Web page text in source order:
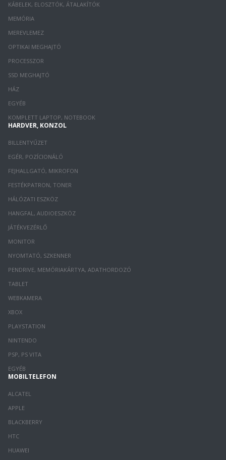
KÁBELEK, ELOSZTÓK, ÁTALAKÍTÓK
MEMÓRIA
MEREVLEMEZ
OPTIKAI MEGHAJTÓ
PROCESSZOR
SSD MEGHAJTÓ
HÁZ
EGYÉB
KOMPLETT LAPTOP, NOTEBOOK
HARDVER, KONZOL
BILLENTYŰZET
EGÉR, POZÍCIONÁLÓ
FEJHALLGATÓ, MIKROFON
FESTÉKPATRON, TONER
HÁLÓZATI ESZKÖZ
HANGFAL, AUDIOESZKÖZ
JÁTÉKVEZÉRLŐ
MONITOR
NYOMTATÓ, SZKENNER
PENDRIVE, MEMÓRIAKÁRTYA, ADATHORDOZÓ
TABLET
WEBKAMERA
XBOX
PLAYSTATION
NINTENDO
PSP, PS VITA
EGYÉB
MOBILTELEFON
ALCATEL
APPLE
BLACKBERRY
HTC
HUAWEI